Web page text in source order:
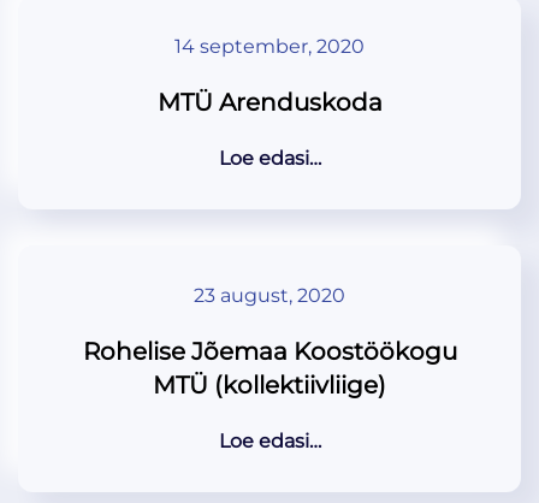
14 september, 2020
MTÜ Arenduskoda
Loe edasi…
23 august, 2020
Rohelise Jõemaa Koostöökogu
MTÜ (kollektiivliige)
Loe edasi…